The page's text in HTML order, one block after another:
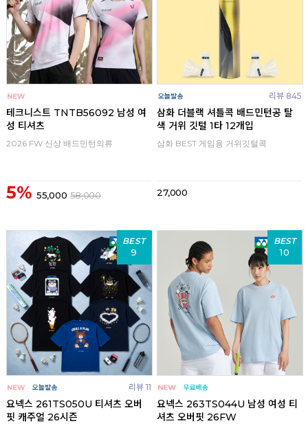
테크니스트 TNTB56092 남성 여
성 티셔츠
2026 FW 신상 배드민턴의류
5% 55,000 58,000
리뷰 845
삼화 더블랙 셔틀콕 배드민턴공 탈
색 거위 깃털 1타 12개입
삼화 BEST 게임용 거위깃털콕
27,000
BEST
9
리뷰 11
요넥스 261TS050U 티셔츠 오버
핏 캐주얼 26시즌
BEST
10
요넥스 263TS044U 남성 여성 티
셔츠 오버핏 26FW